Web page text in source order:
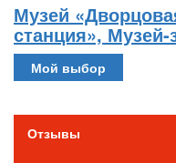
Музей
станция»,
Мой выбор
Отзывы